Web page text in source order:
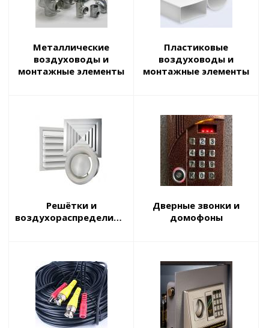
Металлические
воздуховоды и
монтажные элементы
Пластиковые
воздуховоды и
монтажные элементы
Решётки и
воздухораспределители
Дверные звонки и
домофоны